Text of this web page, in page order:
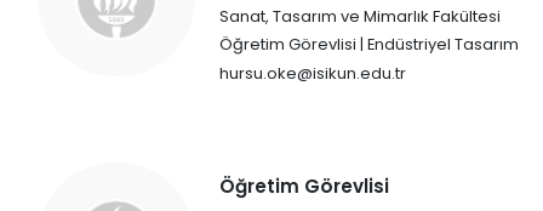
Sanat, Tasarım ve Mimarlık Fakültesi
Öğretim Görevlisi | Endüstriyel Tasarım
hursu.oke@isikun.edu.tr
Öğretim Görevlisi